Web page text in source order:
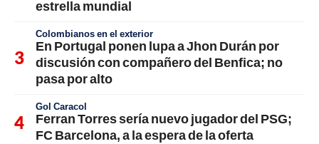
estrella mundial
Colombianos en el exterior
En Portugal ponen lupa a Jhon Durán por
discusión con compañero del Benfica; no
pasa por alto
Gol Caracol
Ferran Torres sería nuevo jugador del PSG;
FC Barcelona, a la espera de la oferta